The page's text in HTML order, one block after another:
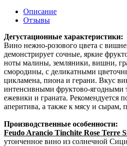
Описание
Отзывы
Дегустационные характеристики:
Вино нежно-розового цвета с
демонстрирует сочные, яркие
ноты малины, земляники, вишни,
смородины, с деликатными
цикламена, пиона и герани. Вкус
интенсивными фруктово-ягодными
ежевики и граната. Рекомендуется
аперитива, а также к мясу и
Производственные особенности:
Feudo Arancio Tinchite Rose Terre
утонченное вино из солнечной